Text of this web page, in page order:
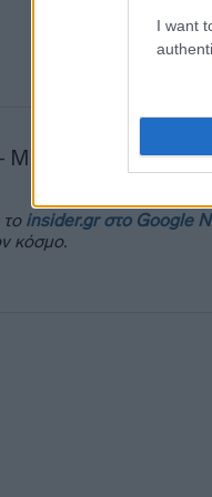
I want
ΜΠΕ
insider.gr στο Google
κόσμο.